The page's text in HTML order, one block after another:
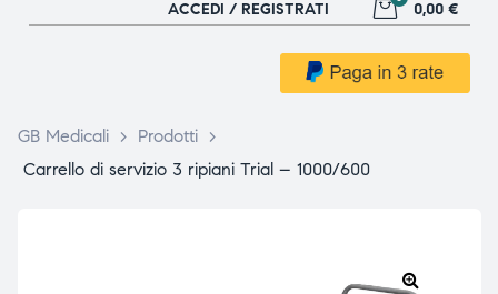
ACCEDI / REGISTRATI 0,00 €
GB Medicali > Prodotti
>
Carrello di servizio 3 ripiani Trial – 1000/600